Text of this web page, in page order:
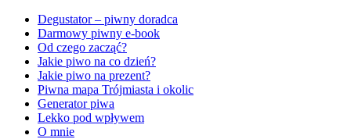
Degustator – piwny doradca
Darmowy piwny e-book
Od czego zacząć?
Jakie piwo na co dzień?
Jakie piwo na prezent?
Piwna mapa Trójmiasta i okolic
Generator piwa
Lekko pod wpływem
O mnie